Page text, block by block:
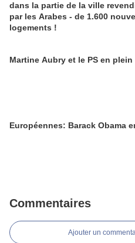
dans la partie de la ville
par les Arabes - de 1.600
logements !
Martine Aubry et le PS en
Européennes: Barack Obama
Commentaires
Ajouter un